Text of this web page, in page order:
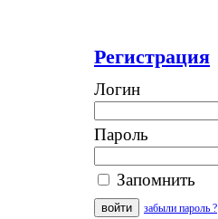
Регистрация
Логин
Пароль
Запомнить
забыли пароль ?